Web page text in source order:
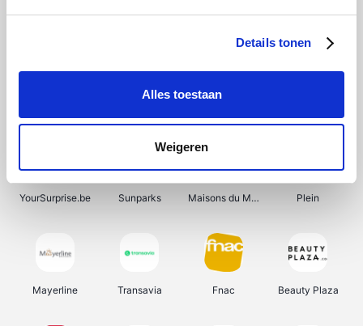
Details tonen
Alles toestaan
Weigeren
Shein Bergfreunde Pazzox Smartwatchbanden
YourSurprise.be Sunparks Maisons du Monde Plein
Mayerline Transavia Fnac Beauty Plaza